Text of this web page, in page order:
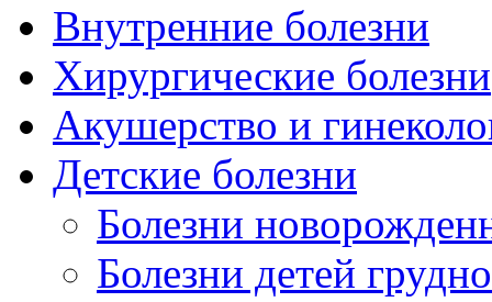
Внутренние болезни
Хирургические болезни
Акушерство и
Детские болезни
Болезни
Болезни детей